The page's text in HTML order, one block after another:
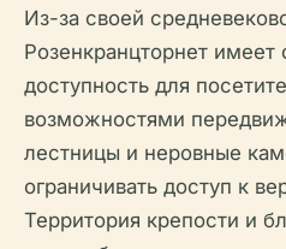
Из-за своей
Розенкранцторнет имеет
доступность для
возможностями
лестницы и неровные
ограничивать доступ к
Территория крепости и